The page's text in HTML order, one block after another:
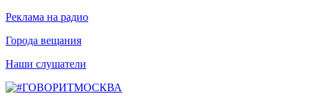
Реклама на радио
Города вещания
Наши слушатели